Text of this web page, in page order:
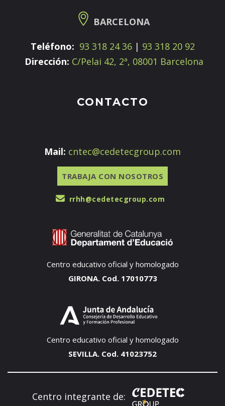
BARCELONA
Teléfono: 93 318 24 36| 93 318 20 92
Dirección: C/Pelai 42, 2ª, 08001 Barcelona
CONTACTO
Mail: cntec@cedetecgroup.com
TRABAJA CON NOSOTROS
rrhh@cedetecgroup.com
Centro educativo oficial y homologado
GIRONA. Cod. 17010773
Centro educativo oficial y homologado
SEVILLA. Cod. 41023752
Centro integrante de: